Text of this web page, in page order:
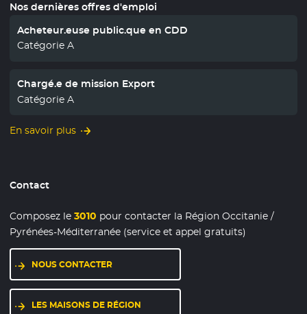
Nos dernières offres d'emploi
Acheteur.euse public.que en CDD
Catégorie A
Chargé.e de mission Export
Catégorie A
En savoir plus
Contact
Composez le3010 pour contacter la Région Occitanie /
Pyrénées-Méditerranée (service et appel gratuits)
NOUS CONTACTER
LES MAISONS DE RÉGION